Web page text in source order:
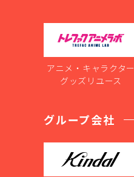
アニメ・キャラクター
グッズリユース
グループ会社